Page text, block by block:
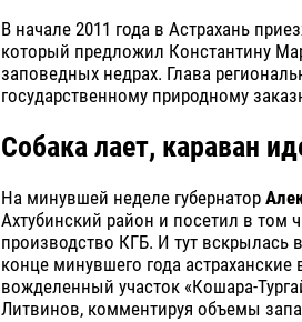
В начале 2011 года в Астрахань
который предложил Константину
заповедных недрах. Глава
государственному природному
Собака лает, караван
На минувшей неделе губернатор
Ахтубинский район и посетил в том
производство КГБ. И тут вскрылась
конце минувшего года
вожделенный участок «Кошара-
Литвинов, комментируя объемы